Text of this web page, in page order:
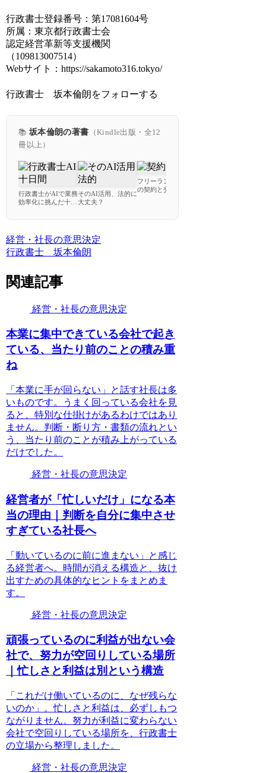
行政書士登録番号：第17081604号
所属：東京都行政書士会
認定経営革新等支援機関
（109813007514）
Webサイト：https://sakamoto316.tokyo/
行政書士 坂本倫朗をフォローする
📚 坂本倫朗の著書 （Kindle出版・全12
冊以上）
行政書士がAIで業務
効率化に挑んだ十日
そのAI活用、法的に
大丈夫？
フリーランスのため
の契約と交渉で失敗
経営・社長の意思決定
行政書士 坂本倫朗
関連記事
経営・社長の意思決定
本業に集中できている会社で起き
ている、当たり前のことの積み重
ね
「本業に手が回らない」と話す社長は多
いものです。うまく回っている会社を見
ると、特別な仕掛けがあるわけではあり
ません。判断・断り方・書類の流れとい
う、当たり前のことが積み上がっている
だけでした。
経営・社長の意思決定
経営者が「忙しいだけ」になる本
当の理由｜判断を自分に集中させ
すぎている社長へ
「動いているのに前に進まない」と感じ
る経営者へ。時間が消える構造と、抜け
出すための具体的なヒントをまとめま
す。
経営・社長の意思決定
頑張っているのに利益が出ない会
社で、努力が空回りしている場所
｜忙しさと利益は別という構造
「これだけ働いているのに、なぜ残らな
いのか」。忙しさと利益は、必ずしもつ
ながりません。努力が利益に変わらない
会社で空回りしている場所を、行政書士
の立場から整理しました。
経営・社長の意思決定